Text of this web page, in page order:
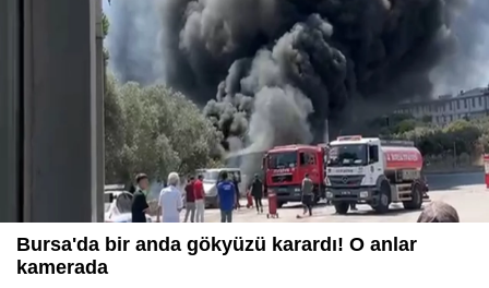
Bursa'da bir anda gökyüzü karardı! O anlar
kamerada